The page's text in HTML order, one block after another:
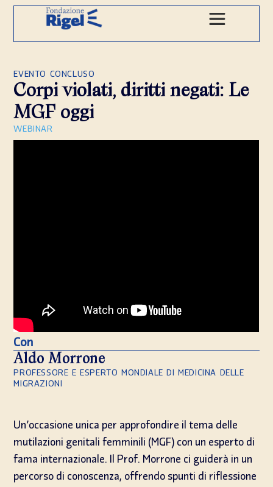
EVENTO CONCLUSO
Corpi violati, diritti negati: Le
MGF oggi
WEBINAR
Con
Aldo Morrone
PROFESSORE E ESPERTO MONDIALE DI MEDICINA DELLE
MIGRAZIONI
Un’occasione unica per approfondire il tema delle
mutilazioni genitali femminili (MGF) con un esperto di
fama internazionale. Il Prof. Morrone ci guiderà in un
percorso di conoscenza, offrendo spunti di riflessione